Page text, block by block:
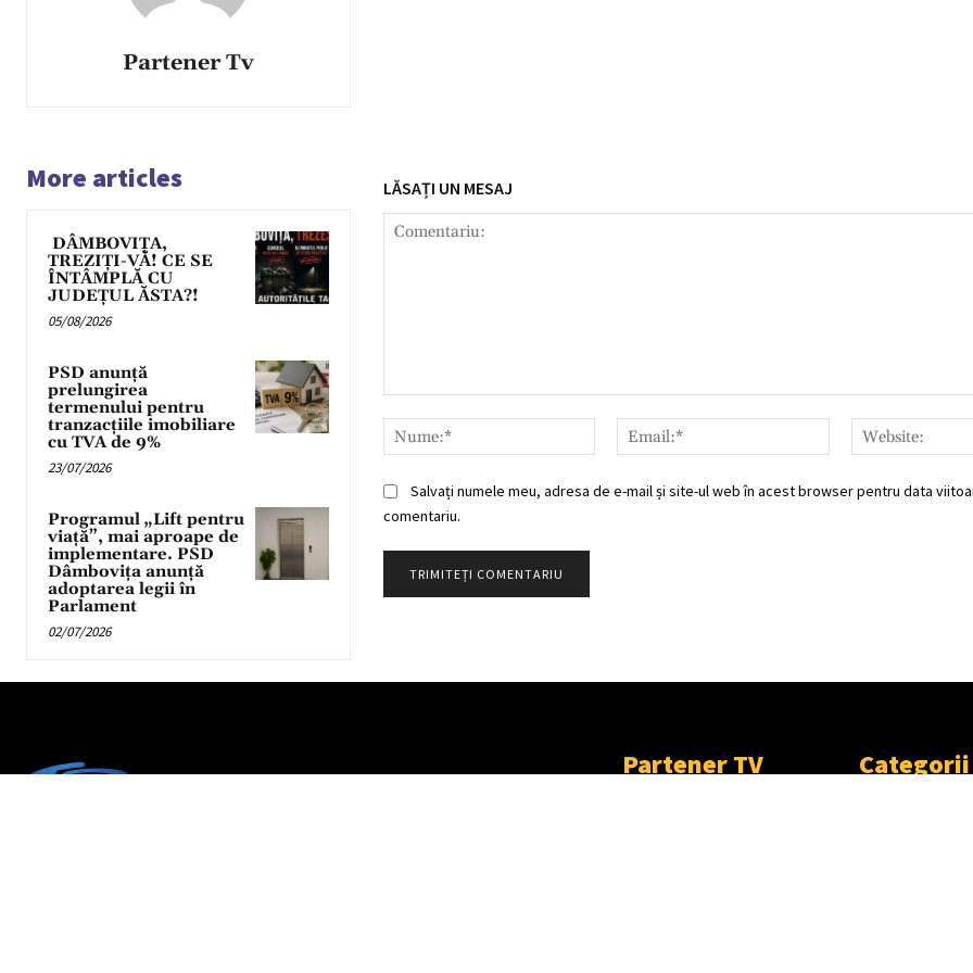
Partener Tv
More articles
DÂMBOVIȚA,
TREZIȚI-VĂ! CE SE
ÎNTÂMPLĂ CU
JUDEȚUL ĂSTA?!
05/08/2026
PSD anunță
prelungirea
termenului pentru
tranzacțiile imobiliare
cu TVA de 9%
23/07/2026
Programul „Lift pentru
viață”, mai aproape de
implementare. PSD
Dâmbovița anunță
adoptarea legii în
Parlament
02/07/2026
LĂSAȚI UN MESAJ
Nume:*
Email:*
Salvați numele meu, adresa de e-mail și site-ul web în acest browser pentru data
comentariu.
Partener TV
Categorii